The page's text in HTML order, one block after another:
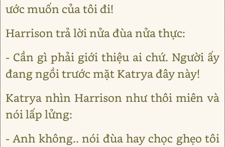
ước muốn của tôi đi!
Harrison trả lời nửa đùa nửa thực:
- Cần gì phải giới thiệu ai chứ. Người ấy
đang ngồi trước mặt Katrya đây này!
Katrya nhìn Harrison như thôi miên và
nói lấp lửng:
- Anh không.. nói đùa hay chọc ghẹo tôi